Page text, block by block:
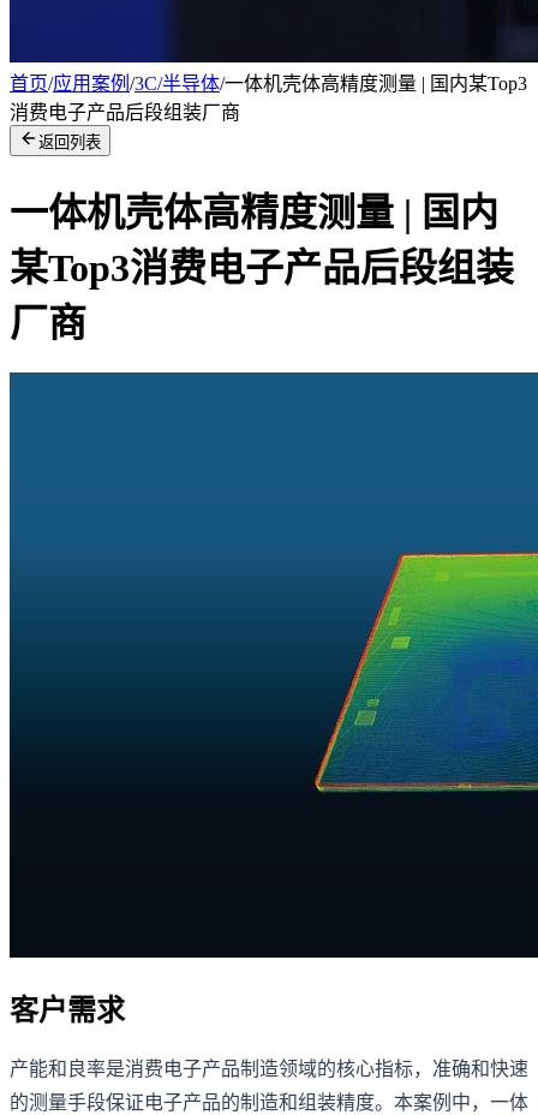
首页/应用案例 /3C/半导体/一体机壳体高精度测量 | 国内某Top3
消费电子产品后段组装厂商
返回列表
一体机壳体高精度测量 | 国内
某Top3消费电子产品后段组装
厂商
客户需求
产能和良率是消费电子产品制造领域的核心指标，准确和快速
的测量手段保证电子产品的制造和组装精度。本案例中，一体